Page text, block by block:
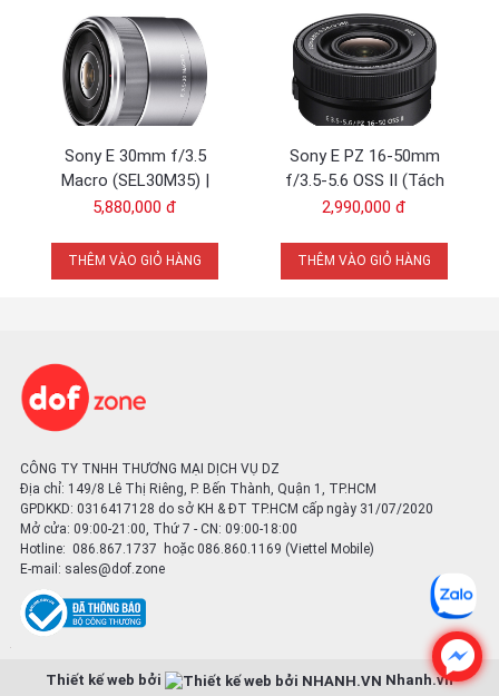
Sony E 30mm f/3.5
Macro (SEL30M35) |
Chính Hãng
5,880,000 đ
THÊM VÀO GIỎ HÀNG
Sony E PZ 16-50mm
f/3.5-5.6 OSS II (Tách
Kit) Đen | Chính Hãng
2,990,000 đ
THÊM VÀO GIỎ HÀNG
CÔNG TY TNHH THƯƠNG MẠI DỊCH VỤ DZ
Địa chỉ: 149/8 Lê Thị Riêng, P. Bến Thành, Quận 1, TP.HCM
GPDKKD: 0316417128 do sở KH & ĐT TP.HCM cấp ngày 31/07/2020
Mở cửa: 09:00-21:00, Thứ 7 - CN: 09:00-18:00
Hotline: 086.867.1737 hoặc 086.860.1169 (Viettel Mobile)
E-mail: sales@dof.zone
Thiết kế web bởi Nhanh.vn